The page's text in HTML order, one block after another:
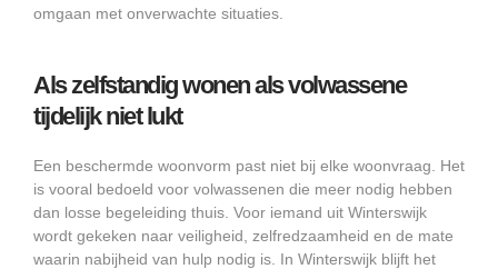
omgaan met onverwachte situaties.
Als zelfstandig wonen als volwassene
tijdelijk niet lukt
Een beschermde woonvorm past niet bij elke woonvraag. Het
is vooral bedoeld voor volwassenen die meer nodig hebben
dan losse begeleiding thuis. Voor iemand uit Winterswijk
wordt gekeken naar veiligheid, zelfredzaamheid en de mate
waarin nabijheid van hulp nodig is. In Winterswijk blijft het